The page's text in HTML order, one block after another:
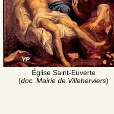
Église Saint-Euverte
(doc. Mairie de Villeherviers)